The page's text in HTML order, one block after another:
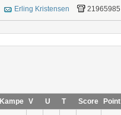
Erling Kristensen 21965985
Kampe V U T Score Point